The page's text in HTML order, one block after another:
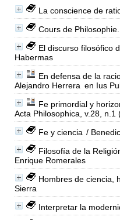
La conscience de
Cours de
El discurso filosófico
Habermas
En defensa de la
Alejandro Herrera en Ius
Fe primordial y
Acta Philosophica, v.28, n.1
Fe y ciencia /
Filosofía de la
Enrique Romerales
Hombres de ciencia,
Sierra
Interpretar la